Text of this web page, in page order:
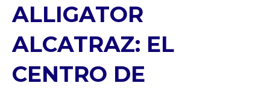
ALLIGATOR
ALCATRAZ: EL
CENTRO DE